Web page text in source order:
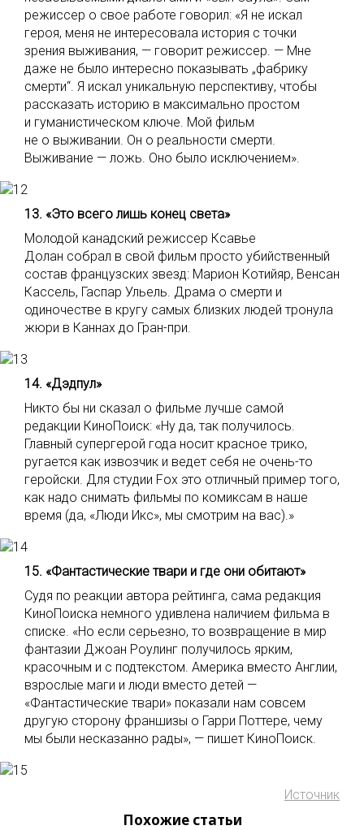
режиссер о свое работе говорил: «Я не искал
героя, меня не интересовала история с точки
зрения выживания, — говорит режиссер. — Мне
даже не было интересно показывать „фабрику
смерти“. Я искал уникальную перспективу, чтобы
рассказать историю в максимально простом
и гуманистическом ключе. Мой фильм
не о выживании. Он о реальности смерти.
Выживание — ложь. Оно было исключением».
13. «Это всего лишь конец света»
Молодой канадский режиссер Ксавье
Долан собрал в свой фильм просто убийственный
состав французских звезд: Марион Котийяр, Венсан
Кассель, Гаспар Ульель. Драма о смерти и
одиночестве в кругу самых близких людей тронула
жюри в Каннах до Гран-при.
14. «Дэдпул»
Никто бы ни сказал о фильме лучше самой
редакции КиноПоиск: «Ну да, так получилось.
Главный супергерой года носит красное трико,
ругается как извозчик и ведет себя не очень-то
геройски. Для студии Fox это отличный пример того,
как надо снимать фильмы по комиксам в наше
время (да, «Люди Икс», мы смотрим на вас).»
15. «Фантастические твари и где они обитают»
Судя по реакции автора рейтинга, сама редакция
КиноПоиска немного удивлена наличием фильма в
списке. «Но если серьезно, то возвращение в мир
фантазии Джоан Роулинг получилось ярким,
красочным и с подтекстом. Америка вместо Англии,
взрослые маги и люди вместо детей —
«Фантастические твари» показали нам совсем
другую сторону франшизы о Гарри Поттере, чему
мы были несказанно рады», — пишет КиноПоиск.
Источник
Похожие статьи